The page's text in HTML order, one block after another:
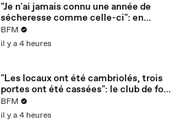
"Je n'ai jamais connu une année de
sécheresse comme celle-ci": en
Charente-Maritime, à cause de la
sécheresse, l'herbe de cette prairie
n'est plus comestible pour les vaches
BFM
il y a 4 heures
"Les locaux ont été cambriolés, trois
portes ont été cassées": le club de foot
de Champfleur victime d'un
cambriolage
BFM
il y a 4 heures